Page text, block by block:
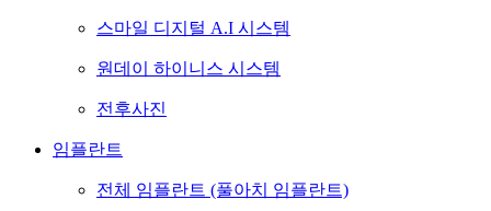
스마일 디지털 A.I 시스템
원데이 하이니스 시스템
전후사진
임플란트
전체 임플란트 (풀아치 임플란트)